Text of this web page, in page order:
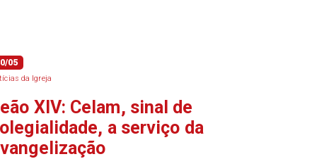
05
da Igreja
XIV: Celam, sinal de
a serviço da